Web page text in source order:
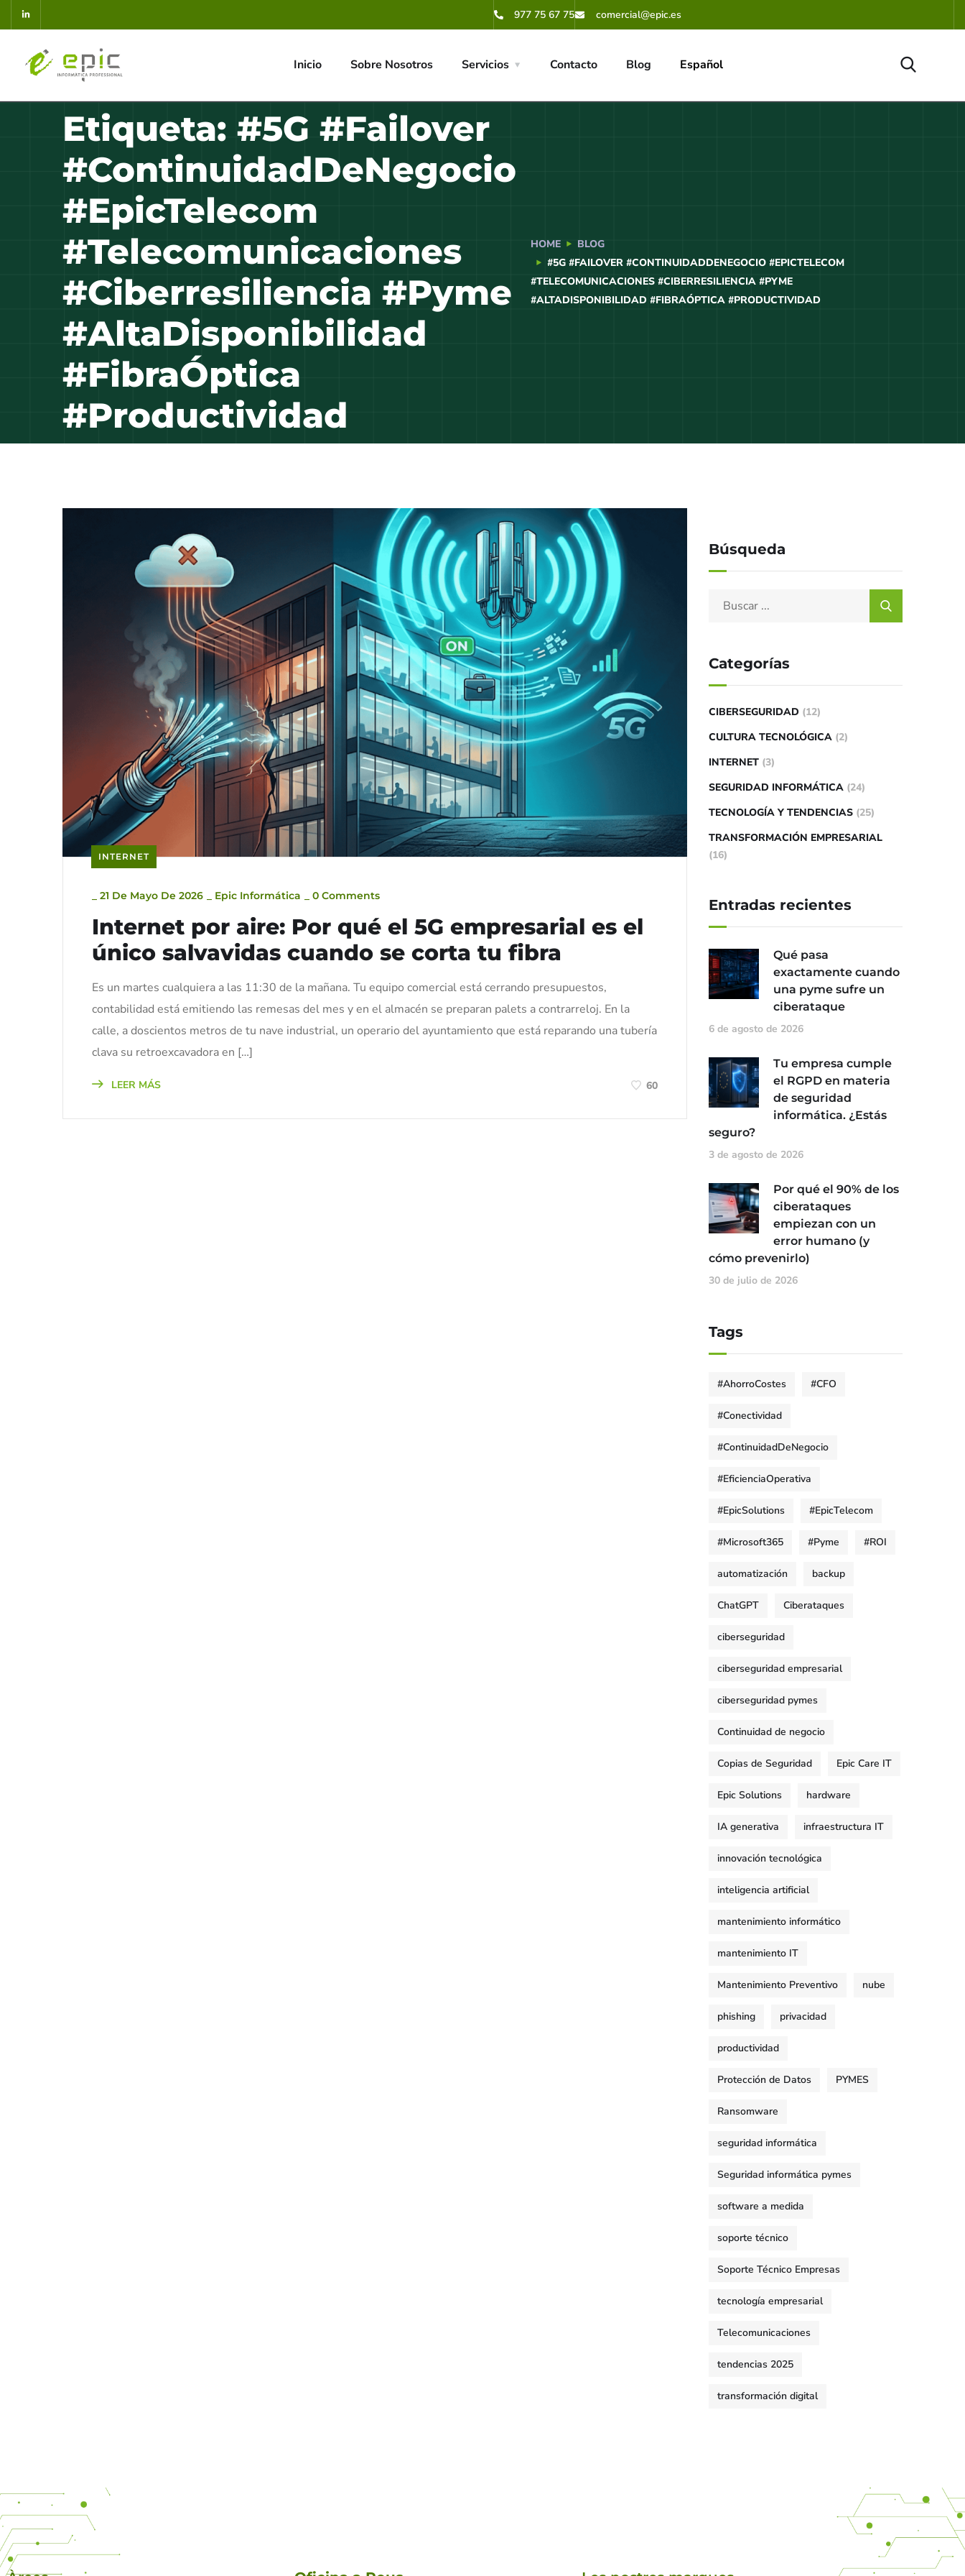
977 75 67 75 comercial@epic.es
Inicio Sobre Nosotros Servicios Contacto Blog Español
Etiqueta: #5G #Failover
#ContinuidadDeNegocio
#EpicTelecom
#Telecomunicaciones
#Ciberresiliencia #Pyme
#AltaDisponibilidad
#FibraÓptica
#Productividad
HOME
BLOG
#5G #FAILOVER #CONTINUIDADDENEGOCIO #EPICTELECOM
#TELECOMUNICACIONES #CIBERRESILIENCIA #PYME
#ALTADISPONIBILIDAD #FIBRAÓPTICA #PRODUCTIVIDAD
INTERNET
21 De Mayo De 2026 Epic Informática 0 Comments
Internet por aire: Por qué el 5G empresarial es el
único salvavidas cuando se corta tu fibra
Es un martes cualquiera a las 11:30 de la mañana. Tu equipo comercial está cerrando presupuestos,
contabilidad está emitiendo las remesas del mes y en el almacén se preparan palets a contrarreloj. En la
calle, a doscientos metros de tu nave industrial, un operario del ayuntamiento que está reparando una tubería
clava su retroexcavadora en […]
LEER MÁS 60
Búsqueda
Categorías
CIBERSEGURIDAD (12)
CULTURA TECNOLÓGICA (2)
INTERNET (3)
SEGURIDAD INFORMÁTICA (24)
TECNOLOGÍA Y TENDENCIAS (25)
TRANSFORMACIÓN EMPRESARIAL
(16)
Entradas recientes
Qué pasa
exactamente cuando
una pyme sufre un
ciberataque
6 de agosto de 2026
Tu empresa cumple
el RGPD en materia
de seguridad
informática. ¿Estás
seguro?
3 de agosto de 2026
Por qué el 90% de los
ciberataques
empiezan con un
error humano (y
cómo prevenirlo)
30 de julio de 2026
Tags
#AhorroCostes #CFO
#Conectividad
#ContinuidadDeNegocio
#EficienciaOperativa
#EpicSolutions #EpicTelecom
#Microsoft365 #Pyme #ROI
automatización backup
ChatGPT Ciberataques
ciberseguridad
ciberseguridad empresarial
ciberseguridad pymes
Continuidad de negocio
Copias de Seguridad Epic Care IT
Epic Solutions hardware
IA generativa infraestructura IT
innovación tecnológica
inteligencia artificial
mantenimiento informático
mantenimiento IT
Mantenimiento Preventivo nube
phishing privacidad
productividad
Protección de Datos PYMES
Ransomware
seguridad informática
Seguridad informática pymes
software a medida
soporte técnico
Soporte Técnico Empresas
tecnología empresarial
Telecomunicaciones
tendencias 2025
transformación digital